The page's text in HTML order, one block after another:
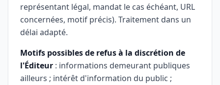
représentant légal, mandat le cas échéant, URL
concernées, motif précis). Traitement dans un
délai adapté.
Motifs possibles de refus à la discrétion de
l'Éditeur : informations demeurant publiques
ailleurs ; intérêt d'information du public ;